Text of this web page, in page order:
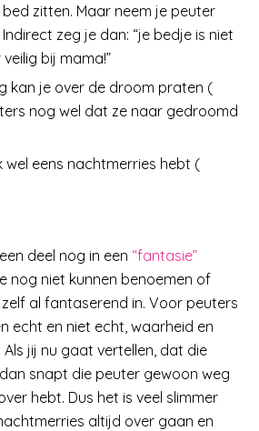
zitten. Maar neem je peuter
zeg je dan: “je bedje is niet
bij mama!”
kan je over de droom praten (
nog wel dat ze naar gedroomd
eens nachtmerries hebt (
deel nog in een “fantasie”
nog niet kunnen benoemen of
al fantaserend in. Voor peuters
echt en niet echt, waarheid en
jij nu gaat vertellen, dat die
snapt die peuter gewoon weg
hebt. Dus het is veel slimmer
altijd over gaan en